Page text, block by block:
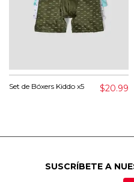
Set de Bóxers Kiddo x5 $20.99
SUSCRÍBETE A